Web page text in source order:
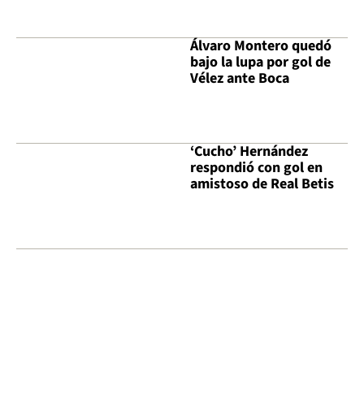
Álvaro Montero quedó
bajo la lupa por gol de
Vélez ante Boca
‘Cucho’ Hernández
respondió con gol en
amistoso de Real Betis